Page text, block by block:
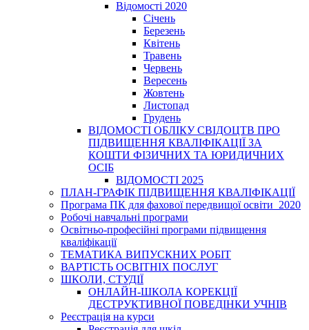
Відомості 2020
Січень
Березень
Квітень
Травень
Червень
Вересень
Жовтень
Листопад
Грудень
ВІДОМОСТІ ОБЛІКУ СВІДОЦТВ ПРО
ПІДВИЩЕННЯ КВАЛІФІКАЦІЇ ЗА
КОШТИ ФІЗИЧНИХ ТА ЮРИДИЧНИХ
ОСІБ
ВІДОМОСТІ 2025
ПЛАН-ГРАФІК ПІДВИЩЕННЯ КВАЛІФІКАЦІЇ
Програма ПК для фахової передвищої освіти_2020
Робочі навчальні програми
Освітньо-професійні програми підвищення
кваліфікації
ТЕМАТИКА ВИПУСКНИХ РОБІТ
ВАРТІСТЬ ОСВІТНІХ ПОСЛУГ
ШКОЛИ, СТУДІЇ
ОНЛАЙН-ШКОЛА КОРЕКЦІЇ
ДЕСТРУКТИВНОЇ ПОВЕДІНКИ УЧНІВ
Реєстрація на курси